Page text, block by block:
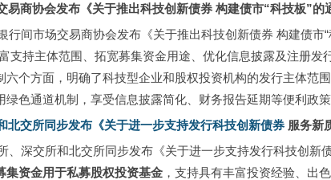
易商协会发布《关于推出科技创新债券 构建债市“科技板”的
行间市场交易商协会发布《关于推出科技创新债券 构建债市
支持主体范围、拓宽募集资金用途、优化信息披露及注册发
六个方面，明确了科技型企业和股权投资机构的发行主体范
色通道机制，享受信息披露简化、财务报告延期等便利政策
北交所同步发布《关于进一步支持发行科技创新债券 服务新
、深交所和北交所同步发布《关于进一步支持发行科技创新
集资金用于私募股权投资基金 ，支持具有丰富投资经验、出